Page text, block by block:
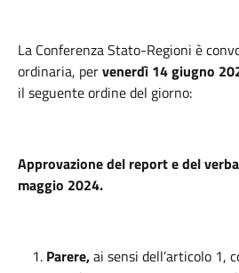
La Conferenza Stato-Regioni è
ordinaria, pervenerdì 14 giugno
il seguente ordine del giorno:
Approvazione del report e del
maggio 2024.
Parere,ai sensi dell’articolo 1,